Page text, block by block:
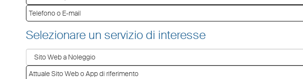
Selezionare un servizio di interesse